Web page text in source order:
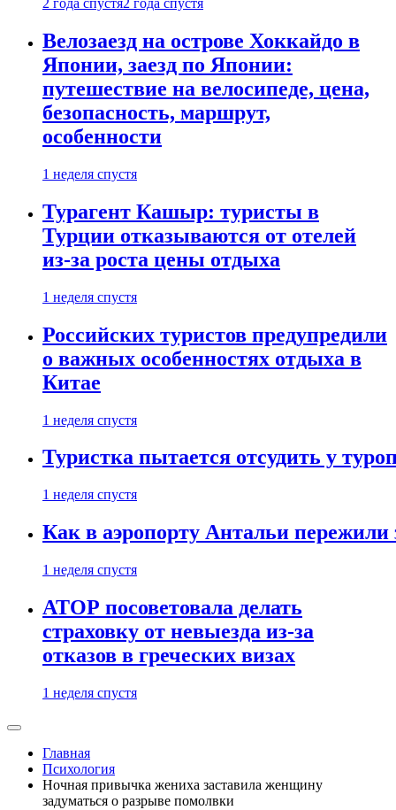
2 года спустя2 года спустя
Велозаезд на острове Хоккайдо в
Японии, заезд по Японии:
путешествие на велосипеде, цена,
безопасность, маршрут,
особенности
1 неделя спустя
Турагент Кашыр: туристы в
Турции отказываются от отелей
из-за роста цены отдыха
1 неделя спустя
Российских туристов предупредили
о важных особенностях отдыха в
Китае
1 неделя спустя
Туристка пытается отсудить у
1 неделя спустя
Как в аэропорту Антальи
1 неделя спустя
АТОР посоветовала делать
страховку от невыезда из-за
отказов в греческих визах
1 неделя спустя
Главная
Психология
Ночная привычка жениха заставила женщину
задуматься о разрыве помолвки